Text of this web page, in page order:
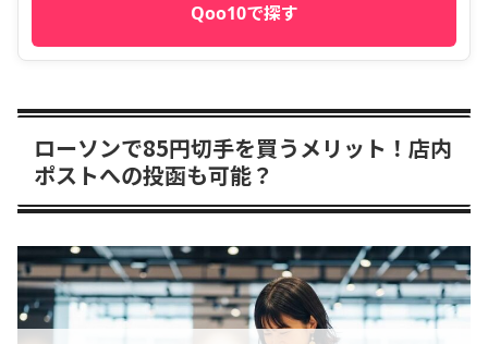
Qoo10で探す
ローソンで85円切手を買うメリット！店内
ポストへの投函も可能？